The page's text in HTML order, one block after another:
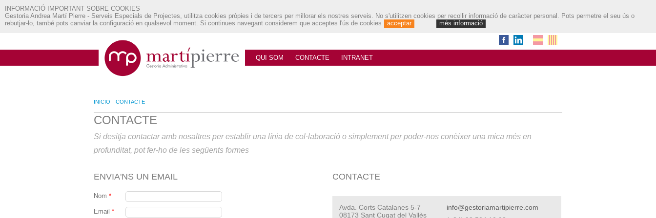
INFORMACIÓ IMPORTANT SOBRE COOKIES
Gestoria Andrea Martí Pierre - Serveis Especials de Projectes, utilitza cookies pròpies i de tercers per millorar els nostres serveis. No s'utilitzen cookies per recollir informació de caràcter personal. Pots permetre el seu ús o
rebutjar-lo, també pots canviar la configuració en qualsevol moment. Si continues navegant considerem que acceptes l'ús de cookies
acceptar més informació
QUI SOM CONTACTE INTRANET
INICIO CONTACTE
CONTACTE
Si desitja contactar amb nosaltres per establir una línia de col·laboració o simplement per poder-nos conèixer una mica més en
profunditat, pot fer-ho de les següents formes
ENVIA'NS UN EMAIL
Nom *
Email *
CONTACTE
Avda. Corts Catalanes 5-7
08173 Sant Cugat del Vallès
info@gestoriamartipierre.com